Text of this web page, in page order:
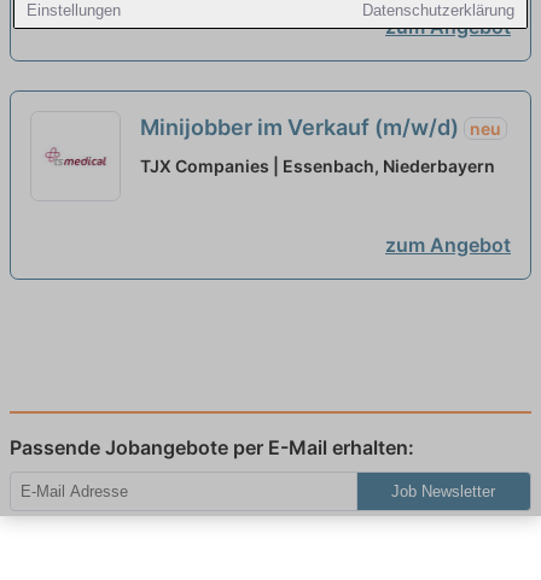
Einstellungen Datenschutzerklärung
zum Angebot
Minijobber im Verkauf (m/w/d)
neu
TJX Companies | Essenbach, Niederbayern
zum Angebot
Passende Jobangebote per E-Mail erhalten:
Job Newsletter